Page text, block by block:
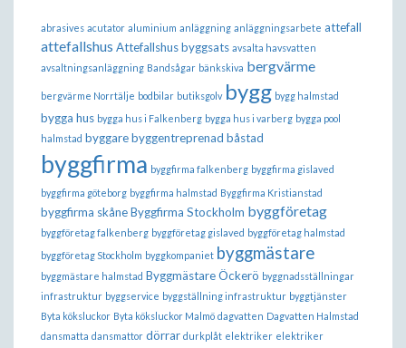
abrasives acutator aluminium anläggning anläggningsarbete attefall
attefallshus Attefallshus byggsats avsalta havsvatten
avsaltningsanläggning Bandsågar bänkskiva bergvärme
bergvärme Norrtälje bodbilar butiksgolv bygg bygg halmstad
bygga hus bygga hus i Falkenberg bygga hus i varberg bygga pool
halmstad byggarebyggentreprenad båstad
byggfirma byggfirma falkenberg byggfirma gislaved
byggfirma göteborg byggfirma halmstad Byggfirma Kristianstad
byggfirma skåneByggfirma Stockholm byggföretag
byggföretag falkenberg byggföretag gislaved byggföretag halmstad
byggföretag Stockholm byggkompaniet byggmästare
byggmästare halmstad Byggmästare Öckerö byggnadsställningar
infrastruktur byggservice byggställning infrastruktur byggtjänster
Byta köksluckor Byta köksluckor Malmö dagvatten Dagvatten Halmstad
dansmatta dansmattor dörrar durkplåt elektriker elektriker